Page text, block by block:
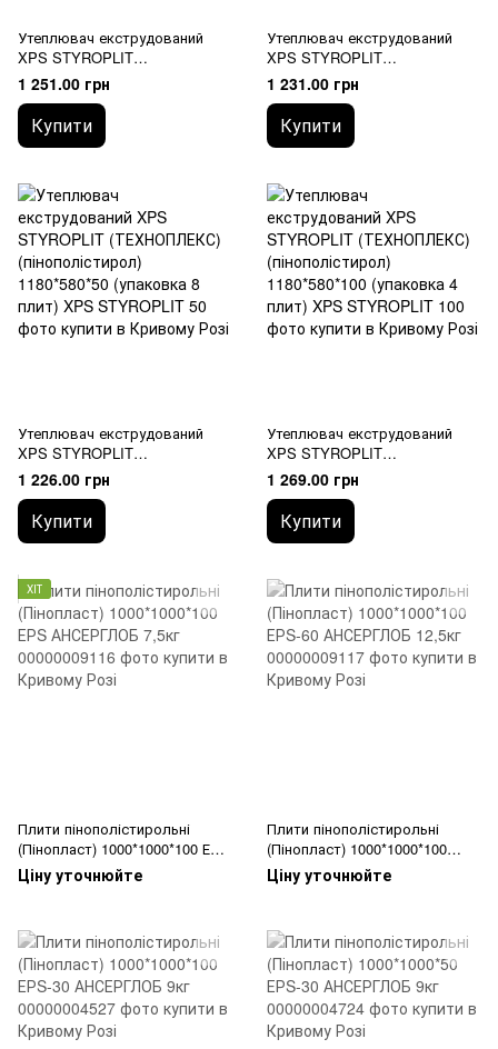
Утеплювач екструдований
XPS STYROPLIT
(ТЕХНОПЛЕКС)
(пінополістирол) 1180*580*30
(упаковка 13 плит)
1 251.00 грн
Купити
Утеплювач екструдований
XPS STYROPLIT
(ТЕХНОПЛЕКС)
(пінополістирол) 1180*580*40
(упаковка 10 плит)
1 231.00 грн
Купити
Утеплювач екструдований
XPS STYROPLIT
(ТЕХНОПЛЕКС)
(пінополістирол) 1180*580*50
(упаковка 8 плит)
1 226.00 грн
Купити
Утеплювач екструдований
XPS STYROPLIT
(ТЕХНОПЛЕКС)
(пінополістирол) 1180*580*100
(упаковка 4 плит)
1 269.00 грн
Купити
ХІТ
Плити пінополістирольні
(Пінопласт) 1000*1000*100 ЕРS
АНСЕРГЛОБ 7,5кг
Ціну уточнюйте
Плити пінополістирольні
(Пінопласт) 1000*1000*100
ЕРS-60 АНСЕРГЛОБ 12,5кг
Ціну уточнюйте